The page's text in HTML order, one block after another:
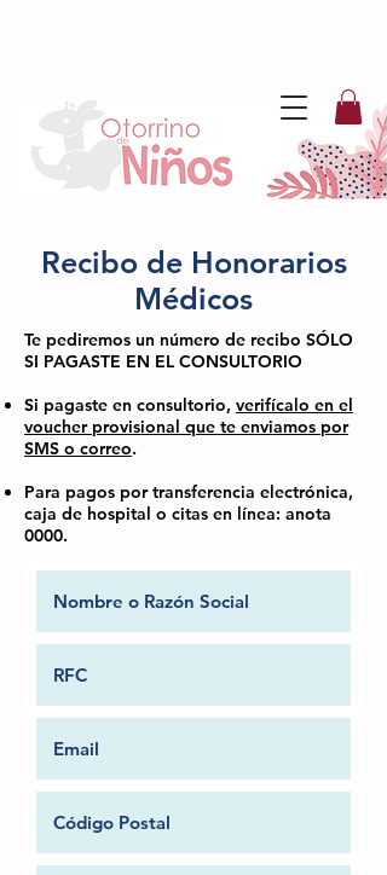
Recibo de Honorarios
Médicos
Te pediremos un número de recibo SÓLO
SI PAGASTE EN EL CONSULTORIO
Si pagaste en consultorio, verifícalo en el
voucher provisional que te enviamos por
SMS o correo.
Para pagos por transferencia electrónica,
caja de hospital o citas en línea: anota
0000.